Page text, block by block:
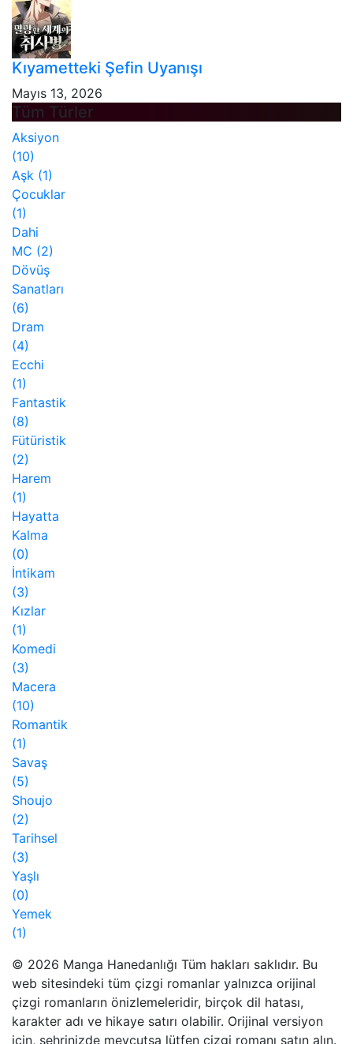
Kıyametteki Şefin Uyanışı
Mayıs 13, 2026
Tüm Türler
Aksiyon
(10)
Aşk (1)
Çocuklar
(1)
Dahi
MC (2)
Dövüş
Sanatları
(6)
Dram
(4)
Ecchi
(1)
Fantastik
(8)
Fütüristik
(2)
Harem
(1)
Hayatta
Kalma
(0)
İntikam
(3)
Kızlar
(1)
Komedi
(3)
Macera
(10)
Romantik
(1)
Savaş
(5)
Shoujo
(2)
Tarihsel
(3)
Yaşlı
(0)
Yemek
(1)
© 2026 Manga Hanedanlığı Tüm hakları saklıdır. Bu
web sitesindeki tüm çizgi romanlar yalnızca orijinal
çizgi romanların önizlemeleridir, birçok dil hatası,
karakter adı ve hikaye satırı olabilir. Orijinal versiyon
için, şehrinizde mevcutsa lütfen çizgi romanı satın alın.